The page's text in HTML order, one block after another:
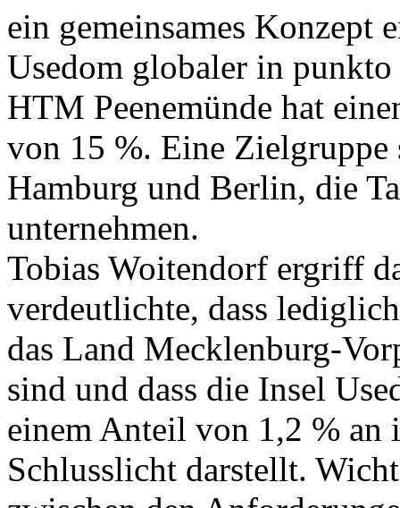
ein gemeinsames Konzept
Usedom globaler in
HTM Peenemünde hat
von 15 %. Eine Zielgruppe
Hamburg und Berlin, die
unternehmen.
Tobias Woitendorf ergriff
verdeutlichte, dass
das Land Mecklenburg-
sind und dass die Insel
einem Anteil von 1,2 % an
Schlusslicht darstellt.